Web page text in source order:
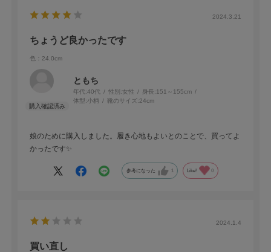
2024.3.21
ちょうど良かったです
色：24.0cm
ともち
年代:40代 性別:女性 身長:151～155cm
体型:小柄 靴のサイズ:24cm
娘のために購入しました。履き心地もよいとのことで、買ってよ
かったです✨
参考になった Like! 0
2024.1.4
買い直し